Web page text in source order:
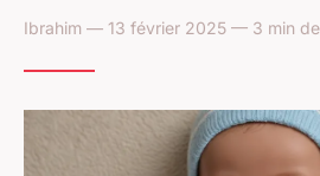
Ibrahim — 13 février 2025 — 3 min